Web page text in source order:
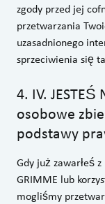
zgody przed jej
przetwarzania
uzasadnionego
sprzeciwienia się
4. IV.
osobowe
podstawy
Gdy już zawarłeś
GRIMME lub
mogliśmy